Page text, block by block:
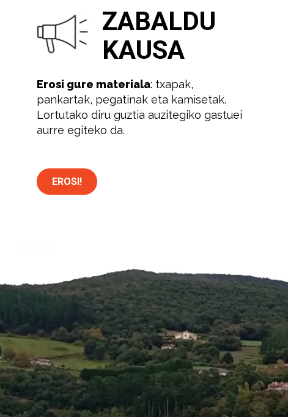
ZABALDU
KAUSA
Erosi gure materiala: txapak,
pankartak, pegatinak eta kamisetak.
Lortutako diru guztia auzitegiko gastuei
aurre egiteko da.
EROSI!